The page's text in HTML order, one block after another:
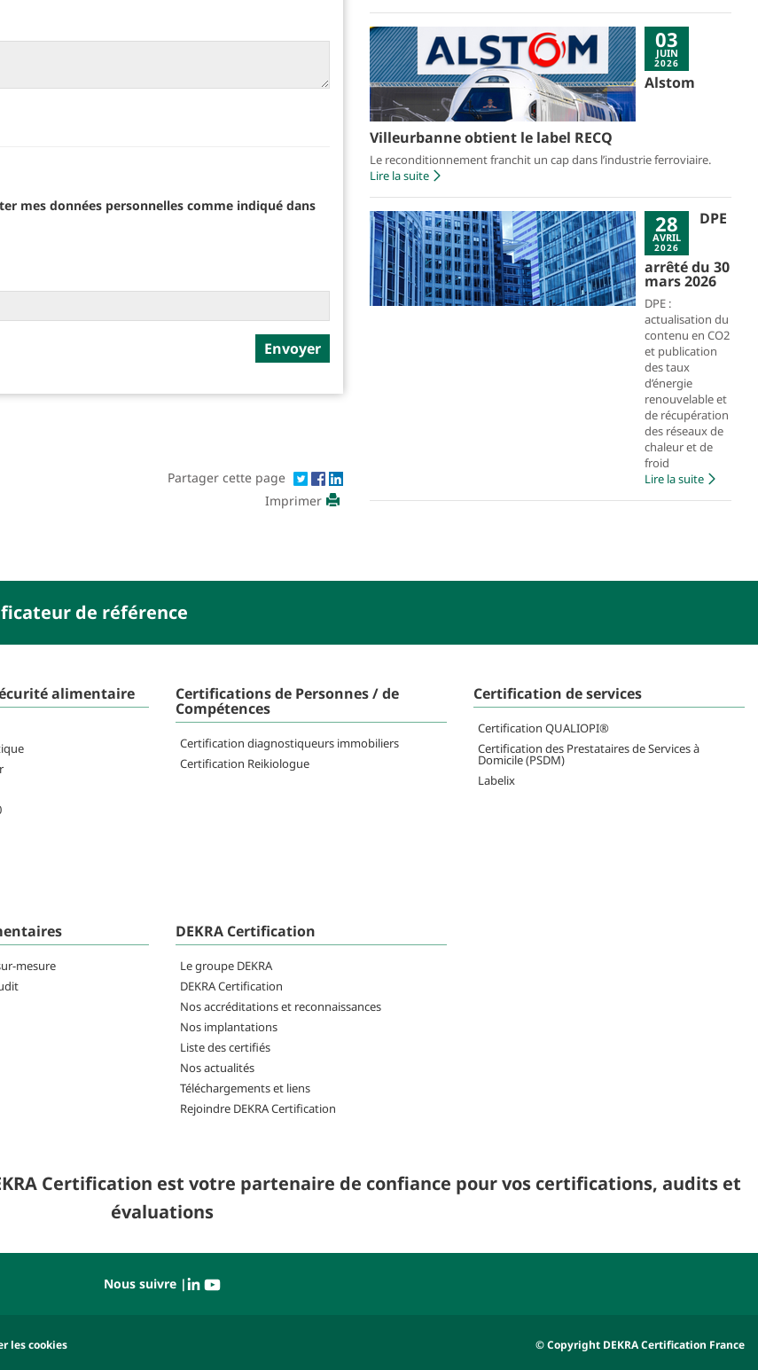
mes données personnelles comme indiqué dans
Partager cette page
Imprimer
03
JUIN
2026
Alstom
Villeurbanne obtient le label RECQ
Le reconditionnement franchit un cap dans l’industrie ferroviaire.
Lire la suite
28
AVRIL
2026
DPE
arrêté du 30
mars 2026
DPE :
actualisation du
contenu en CO2
et publication
des taux
d’énergie
renouvelable et
de récupération
des réseaux de
chaleur et de
froid
Lire la suite
de référence
alimentaire Certifications de Personnes / de
Compétences
Certification diagnostiqueurs immobiliers
Certification Reikiologue
Certification de services
Certification QUALIOPI®
Certification des Prestataires de Services à
Domicile (PSDM)
Labelix
mesure
DEKRA Certification
Le groupe DEKRA
DEKRA Certification
Nos accréditations et reconnaissances
Nos implantations
Liste des certifiés
Nos actualités
Téléchargements et liens
Rejoindre DEKRA Certification
Certification est votre partenaire de confiance pour vos certifications, audits et
évaluations
Nous suivre |
© Copyright DEKRA Certification France
les cookies